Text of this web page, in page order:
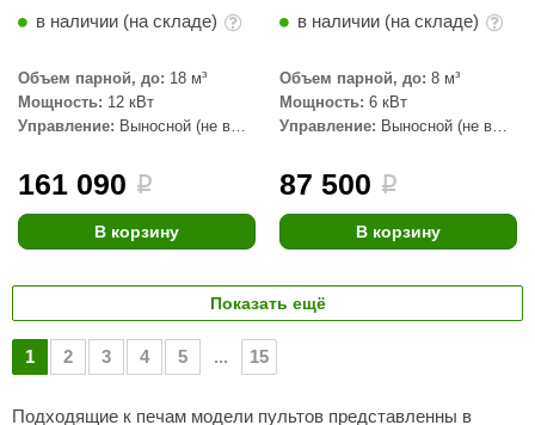
оцинковка, снаружи
в наличии (на складе)
Объем парной, до: 18 м³
Мощность: 12 кВт
Управление: Выносной (не в
161 090 i
В корзину
в наличии (на складе)
Объем парной, до: 8 м³
Мощность: 6 кВт
Управление: Выносной (не в
87 500 i
В корзину
Показать ещё
1 2 3 4 5 ... 15
Подходящие к печам модели пультов представленны в